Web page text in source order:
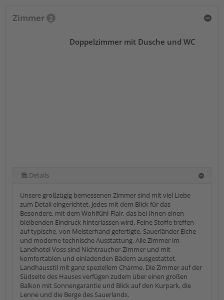
Zimmer 2
Doppelzimmer mit Dusche und WC
Details
Unsere großzügig bemessenen Zimmer sind mit viel Liebe
zum Detail eingerichtet. Jedes mit dem Blick für das
Besondere, mit dem Wohlfühl-Flair, das bei Ihnen einen
bleibenden Eindruck hinterlassen wird. Feine Stoffe treffen
auf typische, von Meisterhand gefertigte, Sauerländer Eiche
und moderne technische Ausstattung. Alle Zimmer im
Landhotel Voss sind Nichtraucher-Zimmer und mit
komfortablen und einladenden Bädern ausgestattet.
Landhausstil mit ganz speziellem Charme. Die Zimmer auf der
Südseite des Hauses verfügen zudem über einen großen
Balkon mit Sonnengarantie und Blick auf den Kurpark, die
Lenne und die Berge des Sauerlands.